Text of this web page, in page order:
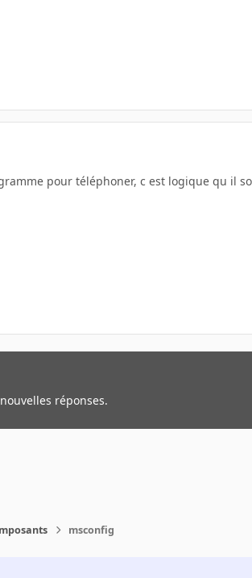
pour téléphoner, c est logique qu il
réponses.
msconfig